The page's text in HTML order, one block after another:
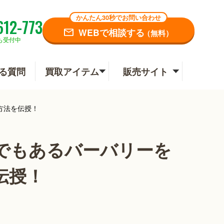
773
受付中
かんたん30秒でお問い合わせ
WEBで相談する（無料）
質問 買取アイテム 販売サイト
を伝授！
もあるバーバリーを
！